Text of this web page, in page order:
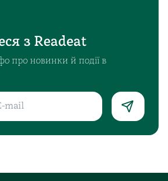
з Readeat
про новинки й події в